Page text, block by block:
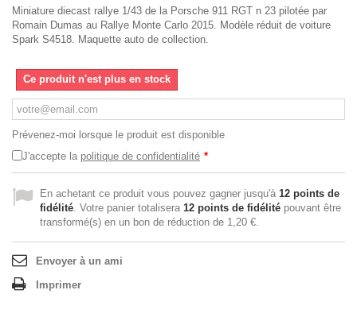
Miniature diecast rallye 1/43 de la Porsche 911 RGT n 23 pilotée par
Romain Dumas au Rallye Monte Carlo 2015. Modèle réduit de voiture
Spark S4518. Maquette auto de collection.
Ce produit n'est plus en stock
Prévenez-moi lorsque le produit est disponible
J'accepte la politique de confidentialité *
En achetant ce produit vous pouvez gagner jusqu'à 12 points de
fidélité. Votre panier totalisera 12 points de fidélité pouvant être
transformé(s) en un bon de réduction de 1,20 €.
Envoyer à un ami
Imprimer